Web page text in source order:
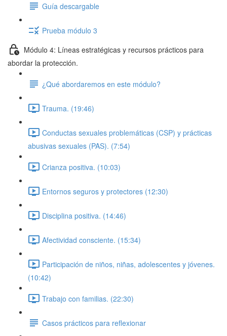
Guía descargable
Prueba módulo 3
Módulo 4: Líneas estratégicas y recursos prácticos para
abordar la protección.
¿Qué abordaremos en este módulo?
Trauma. (19:46)
Conductas sexuales problemáticas (CSP) y prácticas
abusivas sexuales (PAS). (7:54)
Crianza positiva. (10:03)
Entornos seguros y protectores (12:30)
Disciplina positiva. (14:46)
Afectividad consciente. (15:34)
Participación de niños, niñas, adolescentes y jóvenes.
(10:42)
Trabajo con familias. (22:30)
Casos prácticos para reflexionar